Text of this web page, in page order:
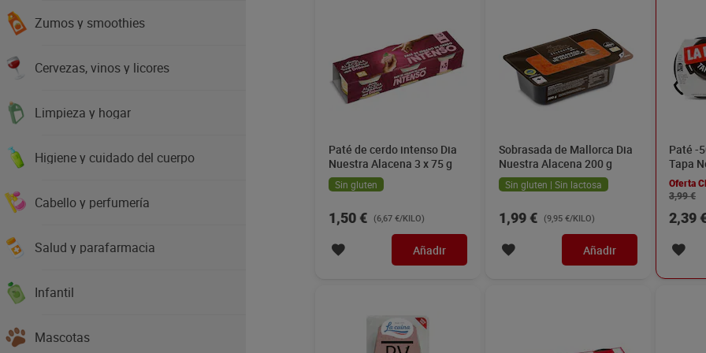
Zumos y smoothies
Cervezas, vinos y licores
Limpieza y hogar
Higiene y cuidado del cuerpo
Cabello y perfumería
Salud y parafarmacia
Infantil
Mascotas
Paté de cerdo intenso Dia
Nuestra Alacena 3 x 75 g
Sin gluten
1,50 € (6,67 €/KILO)
Añadir
Sobrasada de Mallorca Dia
Nuestra Alacena 200 g
Sin gluten | Sin lactosa
1,99 € (9,95 €/KILO)
Añadir
Paté -
Tapa
Oferta
3,99 €
2,39